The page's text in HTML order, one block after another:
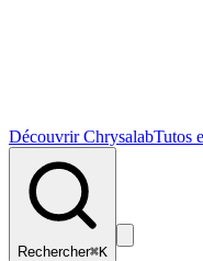
Découvrir ChrysalabTutos
Rechercher⌘K